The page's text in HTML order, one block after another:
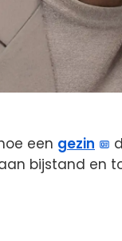
een gezin
bijstand en